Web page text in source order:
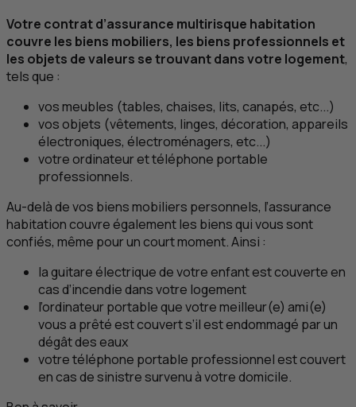
Votre contrat d’assurance multirisque habitation
couvre les biens mobiliers, les biens professionnels et
les objets de valeurs se trouvant dans votre logement,
tels que :
vos meubles (tables, chaises, lits, canapés, etc...)
vos objets (vêtements, linges, décoration, appareils
électroniques, électroménagers, etc...)
votre ordinateur et téléphone portable
professionnels.
Au-delà de vos biens mobiliers personnels, l’assurance
habitation couvre également les biens qui vous sont
confiés, même pour un court moment. Ainsi :
la guitare électrique de votre enfant est couverte en
cas d’incendie dans votre logement
l’ordinateur portable que votre meilleur(e) ami(e)
vous a prêté est couvert s’il est endommagé par un
dégât des eaux
votre téléphone portable professionnel est couvert
en cas de sinistre survenu à votre domicile.